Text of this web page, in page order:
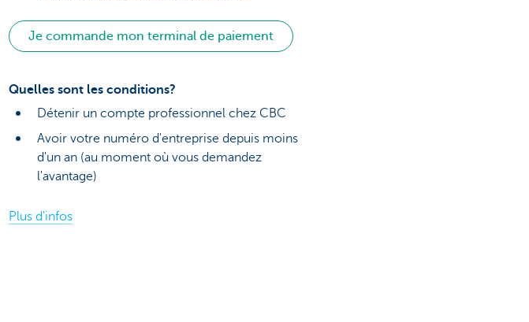
Je commande mon terminal de paiement
Quelles sont les conditions?
Détenir un compte professionnel chez CBC
Avoir votre numéro d'entreprise depuis moins
d'un an (au moment où vous demandez
l'avantage)
Plus d'infos